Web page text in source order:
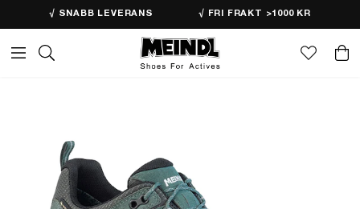
√ SNABB LEVERANS √ FRI FRAKT >1000 KR